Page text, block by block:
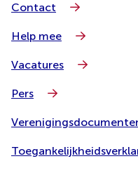
Contact
Help mee
Vacatures
Pers